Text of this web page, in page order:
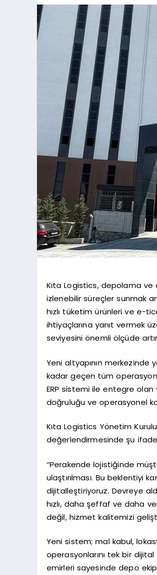
Kıta Logistics, depolama ve
izlenebilir süreçler sunmak
hızlı tüketim ürünleri ve e-
ihtiyaçlarına yanıt vermek
seviyesini önemli ölçüde
Yeni altyapının
kadar geçen tüm
ERP sistemi ile entegre
doğruluğu ve operasyonel
Kıta Logistics Yönetim
değerlendirmesinde şu
“Perakende lojistiğinde
ulaştırılması. Bu beklentiyi
dijitalleştiriyoruz. Devreye
hızlı, daha şeffaf ve daha
değil, hizmet kalitemizi
Yeni sistem; mal kabul,
operasyonlarını tek bir
emirleri sayesinde depo